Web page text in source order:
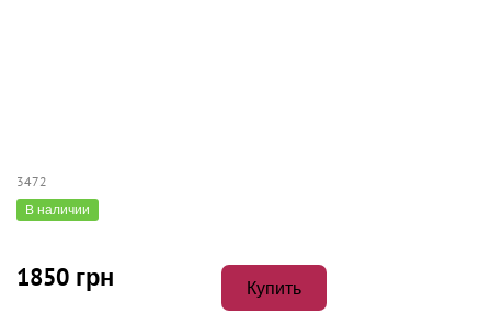
3472
В наличии
1850 грн Купить